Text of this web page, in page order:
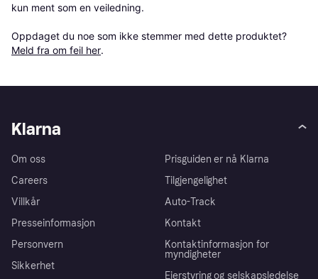
kun ment som en veiledning.
Oppdaget du noe som ikke stemmer med dette produktet?
Meld fra om feil her.
Klarna
Om oss
Careers
Villkår
Presseinformasjon
Personvern
Sikkerhet
Prisguiden er nå Klarna
Tilgjengelighet
Auto-Track
Kontakt
Kontaktinformasjon for
myndigheter
Eierstyring og selskapsledelse